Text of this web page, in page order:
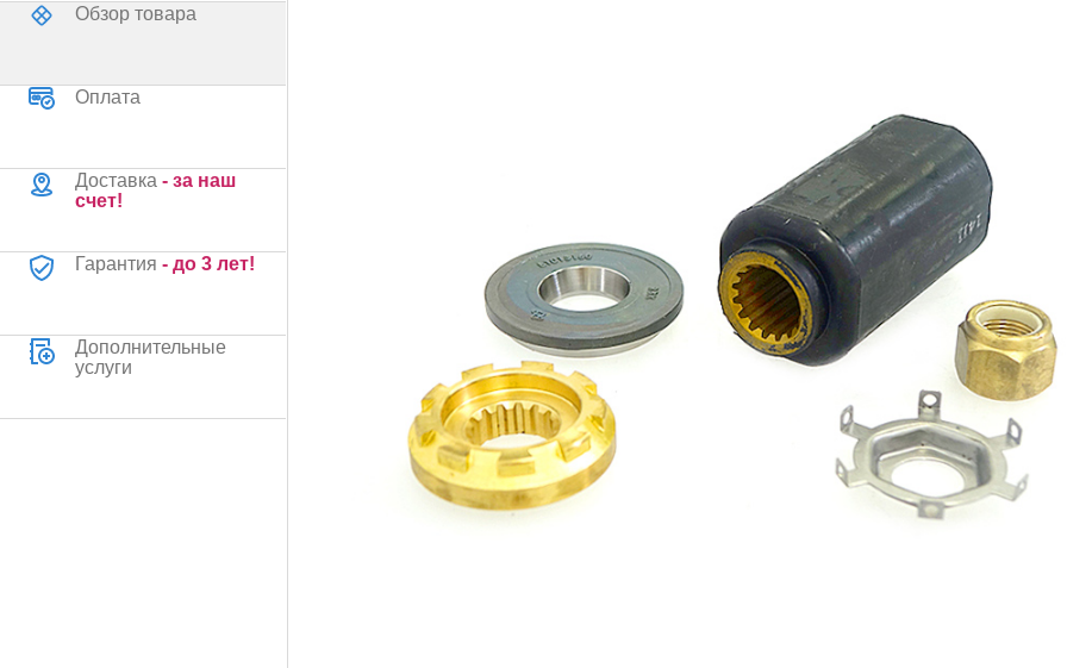
Обзор товара
Оплата
Доставка - за наш
счет!
Гарантия - до 3 лет!
Дополнительные
услуги